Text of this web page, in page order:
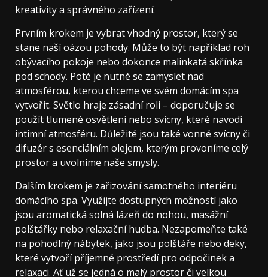
kreativity a správného zařízení.
Prvním krokem je vybrat vhodný prostor, který se
stane naší oázou pohody. Může to být například roh
obývacího pokoje nebo dokonce malinkatá skřínka
pod schody. Poté je nutné se zamyslet nad
atmosférou, kterou chceme ve svém domácím spa
vytvořit. Světlo hraje zásadní roli – doporučuje se
použít tlumené osvětlení nebo svícny, které navodí
intimní atmosféru. Důležité jsou také vonné svícny či
difuzér s esenciálním olejem, kterým provoníme celý
prostor a uvolníme naše smysly.
Dalším krokem je zařizování samotného interiéru
domácího spa. Využijte dostupných možností jako
jsou aromatická solná lázeň do nohou, masážní
polštářky nebo relaxační hudba. Nezapomeňte také
na pohodlný nábytek, jako jsou polštáře nebo deky,
které vytvoří příjemné prostředí pro odpočinek a
relaxaci. Ať už se jedná o malý prostor či velkou